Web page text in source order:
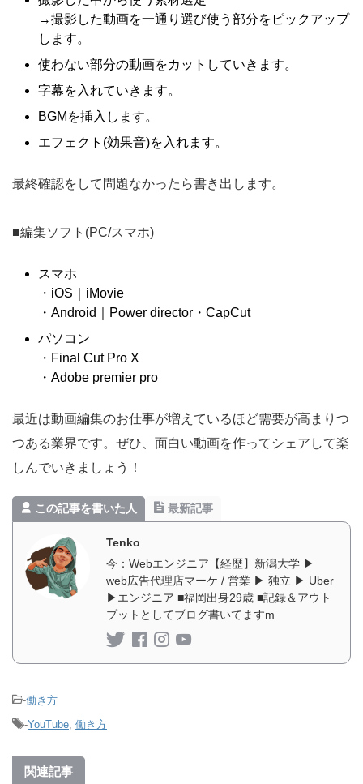
→撮影した動画を一通り選び使う部分をピックアップ
します。
使わない部分の動画をカットしていきます。
字幕を入れていきます。
BGMを挿入します。
エフェクト(効果音)を入れます。
最終確認をして問題なかったら書き出します。
■編集ソフト(PC/スマホ)
スマホ
・iOS｜iMovie
・Android｜Power director・CapCut
パソコン
・Final Cut Pro X
・Adobe premier pro
最近は動画編集のお仕事が増えているほど需要が高まりつ
つある業界です。ぜひ、面白い動画を作ってシェアして楽
しんでいきましょう！
この記事を書いた人 最新記事
Tenko
今：Webエンジニア【経歴】新潟大学 ▶︎
web広告代理店マーケ / 営業 ▶︎ 独立 ▶︎ Uber
▶︎エンジニア ■福岡出身29歳 ■記録＆アウト
プットとしてブログ書いてますm
-働き方
-YouTube 働き方
関連記事